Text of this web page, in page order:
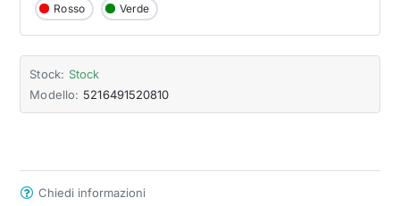
Stock: Stock
Modello: 5216491520810
Rosso Verde
Chiedi informazioni